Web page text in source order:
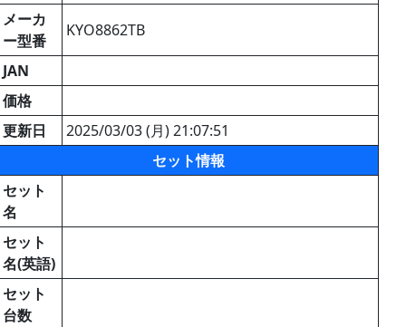
メーカ
ー型番
KYO8862TB
JAN
価格
更新日
2025/03/03 (月) 21:07:51
セット情報
セット
名
セット
名(英語)
セット
台数